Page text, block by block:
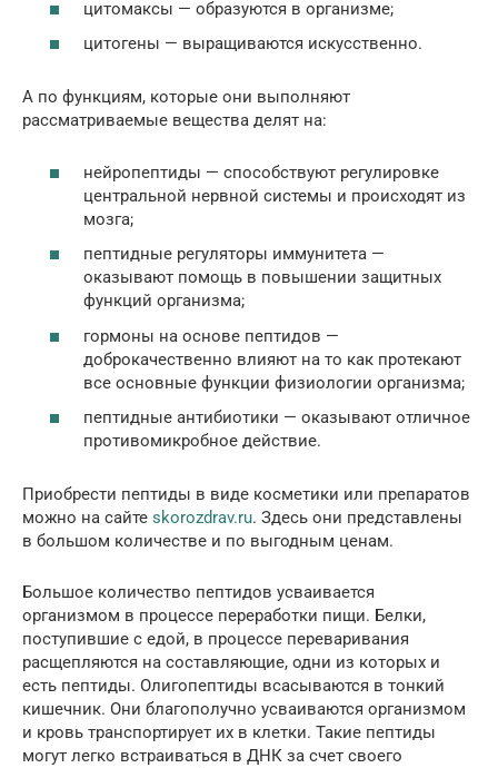
цитомаксы — образуются в организме;
цитогены — выращиваются искусственно.
А по функциям, которые они выполняют
рассматриваемые вещества делят на:
нейропептиды — способствуют регулировке
центральной нервной системы и происходят из
мозга;
пептидные регуляторы иммунитета —
оказывают помощь в повышении защитных
функций организма;
гормоны на основе пептидов —
доброкачественно влияют на то как протекают
все основные функции физиологии организма;
пептидные антибиотики — оказывают отличное
противомикробное действие.
Приобрести пептиды в виде косметики или препаратов
можно на сайте skorozdrav.ru. Здесь они представлены
в большом количестве и по выгодным ценам.
Большое количество пептидов усваивается
организмом в процессе переработки пищи. Белки,
поступившие с едой, в процессе переваривания
расщепляются на составляющие, одни из которых и
есть пептиды. Олигопептиды всасываются в тонкий
кишечник. Они благополучно усваиваются организмом
и кровь транспортирует их в клетки. Такие пептиды
могут легко встраиваться в ДНК за счет своего